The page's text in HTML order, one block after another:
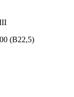
(B22,5)